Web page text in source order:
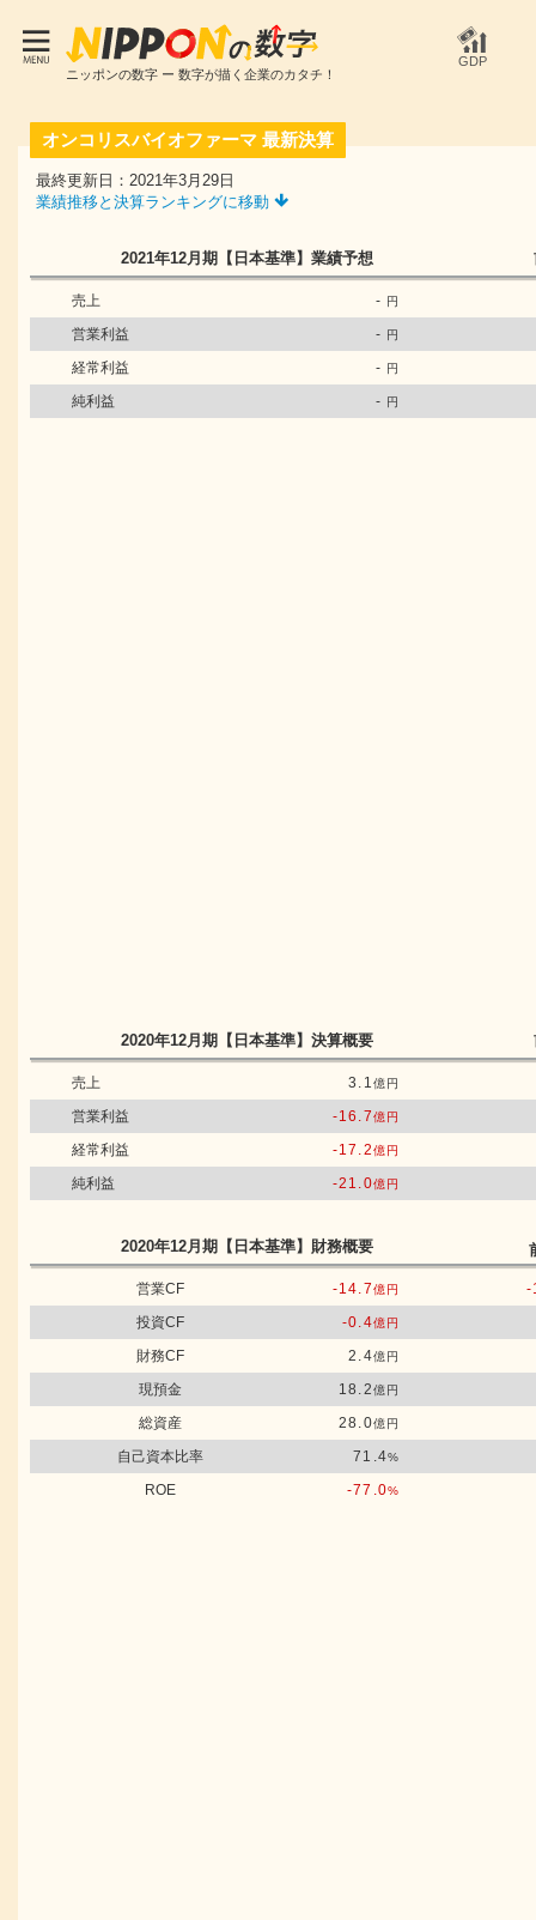
ニッポンの数字 ー 数字が描く企業のカタチ！
GDP
オンコリスバイオファーマ 最新決算
最終更新日：2021年3月29日
業績推移と決算ランキングに移動
2021年12月期 【日本基準】業績予想
売上 - 円
営業利益 - 円
経常利益 - 円
純利益 - 円
2020年12月期 【日本基準】決算概要
売上 3.1億円
営業利益 -16.7億円
経常利益 -17.2億円
純利益 -21.0億円
2020年12月期 【日本基準】 財務概要
営業CF -14.7億円
-
投資CF
-0.4億円
財務CF 2.4億円
現預金 18.2億円
総資産 28.0億円
自己資本比率 71.4%
ROE -77.0%